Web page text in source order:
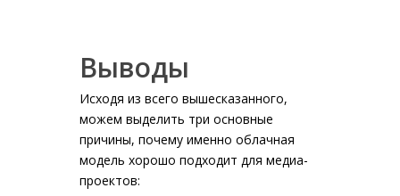
Выводы
Исходя из всего вышесказанного,
можем выделить три основные
причины, почему именно облачная
модель хорошо подходит для медиа-
проектов: